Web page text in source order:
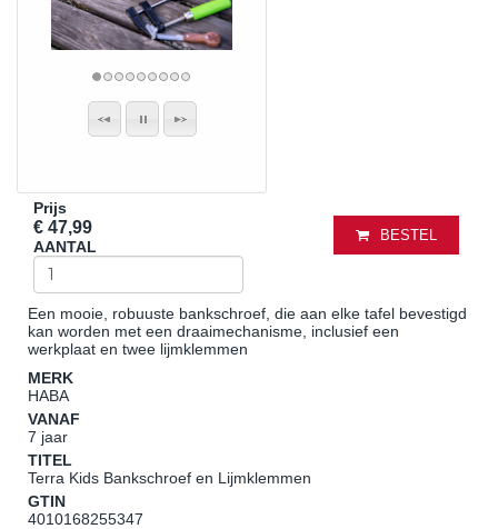
Prijs
€ 47,99
AANTAL
BESTEL
Een mooie, robuuste bankschroef, die aan elke tafel bevestigd
kan worden met een draaimechanisme, inclusief een
werkplaat en twee lijmklemmen
MERK
HABA
VANAF
7 jaar
TITEL
Terra Kids Bankschroef en Lijmklemmen
GTIN
4010168255347